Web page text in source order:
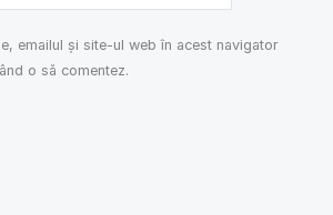
emailul și site-ul web în acest navigator
o să comentez.